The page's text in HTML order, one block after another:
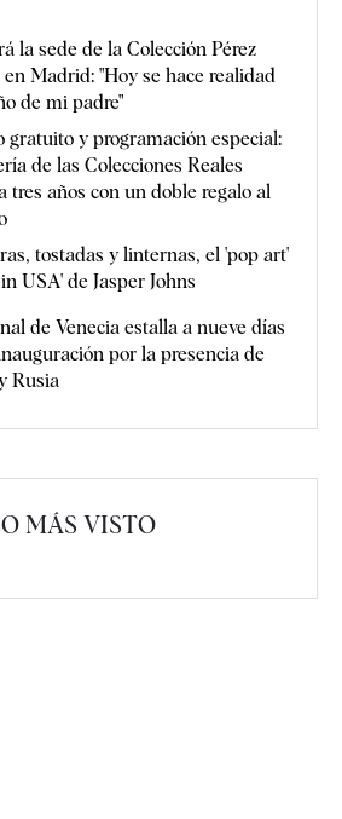
la sede de la Colección Pérez
en Madrid: "Hoy se hace realidad
de mi padre"
gratuito y programación especial:
de las Colecciones Reales
tres años con un doble regalo al
tostadas y linternas, el 'pop art'
USA' de Jasper Johns
de Venecia estalla a nueve días
por la presencia de
Rusia
MÁS VISTO